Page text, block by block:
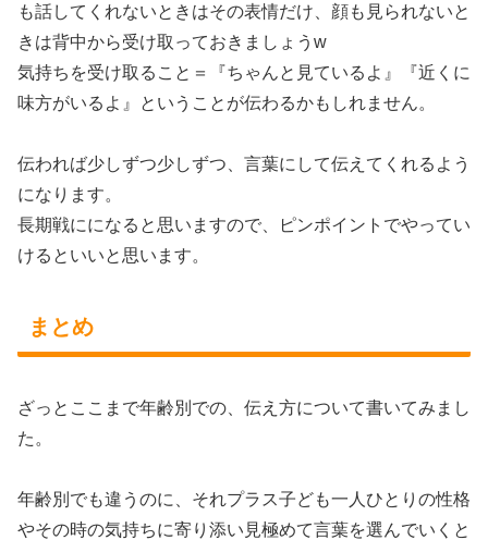
も話してくれないときはその表情だけ、顔も見られないと
きは背中から受け取っておきましょうw
気持ちを受け取ること＝『ちゃんと見ているよ』『近くに
味方がいるよ』ということが伝わるかもしれません。
伝われば少しずつ少しずつ、言葉にして伝えてくれるよう
になります。
長期戦にになると思いますので、ピンポイントでやってい
けるといいと思います。
まとめ
ざっとここまで年齢別での、伝え方について書いてみまし
た。
年齢別でも違うのに、それプラス子ども一人ひとりの性格
やその時の気持ちに寄り添い見極めて言葉を選んでいくと